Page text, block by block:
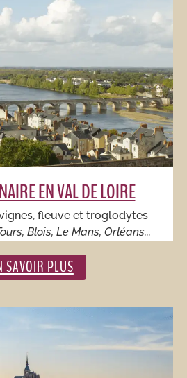
EN VAL DE LOIRE
fleuve et troglodytes
Blois, Le Mans, Orléans...
SAVOIR PLUS